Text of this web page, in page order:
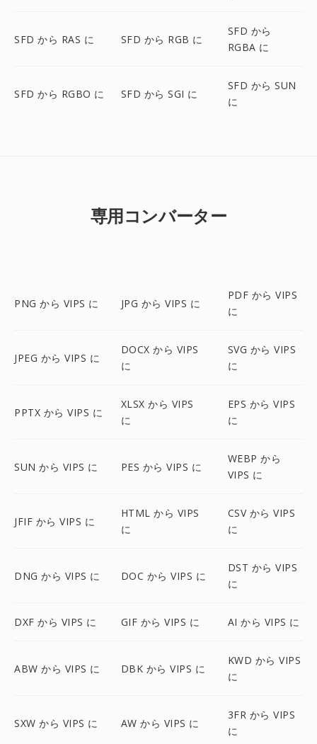
SFD から RAS に SFD から RGB に
SFD から
RGBA に
SFD から RGBO に SFD から SGI に
SFD から SUN
に
専用コンバーター
PNG から VIPS に JPG から VIPS に
PDF から VIPS
に
JPEG から VIPS に
DOCX から VIPS
に
SVG から VIPS
に
PPTX から VIPS に
XLSX から VIPS
に
EPS から VIPS
に
SUN から VIPS に PES から VIPS に
WEBP から
VIPS に
JFIF から VIPS に
HTML から VIPS
に
CSV から VIPS
に
DNG から VIPS に DOC から VIPS に
DST から VIPS
に
DXF から VIPS に GIF から VIPS に AI から VIPS に
ABW から VIPS に DBK から VIPS に
KWD から VIPS
に
SXW から VIPS に AW から VIPS に
3FR から VIPS
に